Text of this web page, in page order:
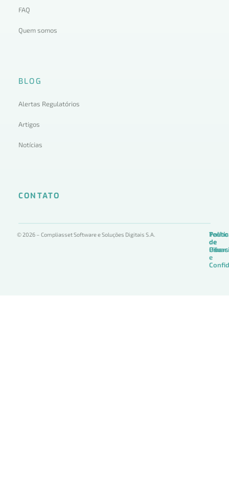
FAQ
Quem somos
BLOG
Alertas Regulatórios
Artigos
Notícias
CONTATO
© 2026 – Compliasset Software e Soluções Digitais S.A.
de
Uso
de
de
e